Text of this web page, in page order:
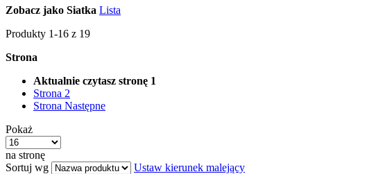
Zobacz jako Siatka Lista
Produkty 1-16 z 19
Strona
Aktualnie czytasz stronę 1
Strona 2
Strona Następne
Pokaż
na stronę
Sortuj wg
Ustaw kierunek malejący